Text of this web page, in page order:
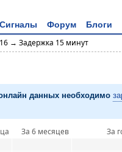
Сигналы Форум Блоги
→ Задержка 15 минут
данных необходимо
За 6 месяцев
За